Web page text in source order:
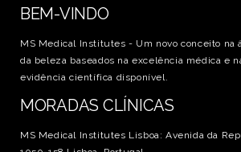
BEM-VINDO
MS Medical Institutes - Um novo conceito na
da beleza baseados na excelência médica e
evidência científica disponível.
MORADAS CLÍNICAS
MS Medical Institutes Lisboa: Avenida da